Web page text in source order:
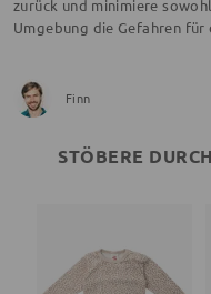
zurück und minimiere
Umgebung die Gefahren für
Finn
STÖBERE